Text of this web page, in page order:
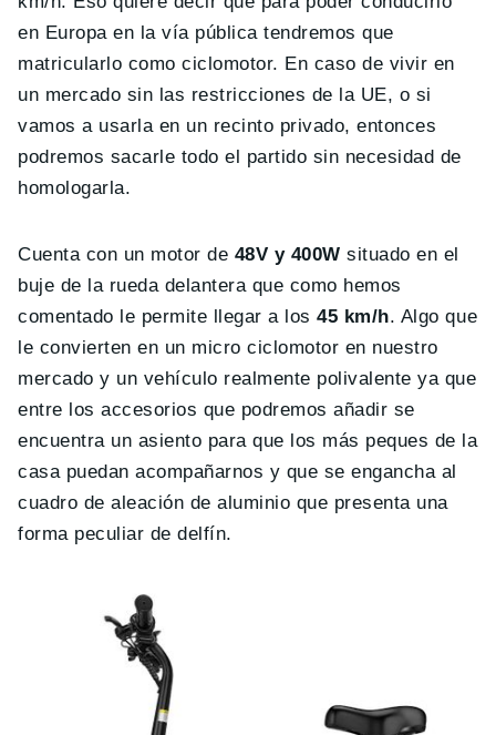
en Europa en la vía pública tendremos que
matricularlo como ciclomotor. En caso de vivir en
un mercado sin las restricciones de la UE, o si
vamos a usarla en un recinto privado, entonces
podremos sacarle todo el partido sin necesidad de
homologarla.
Cuenta con un motor de 48V y 400W situado en el
buje de la rueda delantera que como hemos
comentado le permite llegar a los45 km/h. Algo que
le convierten en un micro ciclomotor en nuestro
mercado y un vehículo realmente polivalente ya que
entre los accesorios que podremos añadir se
encuentra un asiento para que los más peques de la
casa puedan acompañarnos y que se engancha al
cuadro de aleación de aluminio que presenta una
forma peculiar de delfín.